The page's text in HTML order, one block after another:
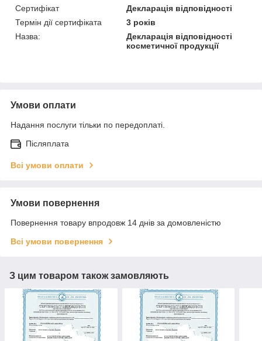
Сертифікат
Декларація відповідності
Термін дії сертифіката
3 років
Назва:
Декларація відповідності
косметичної продукції
Умови оплати
Надання послуги тільки по передоплаті.
Післяплата
Всі умови оплати
Умови повернення
Повернення товару впродовж 14 днів за домовленістю
Всі умови повернення
З цим товаром також замовляють